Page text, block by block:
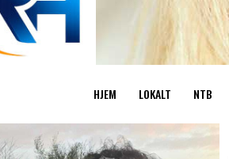
HJEM LOKALT NTB